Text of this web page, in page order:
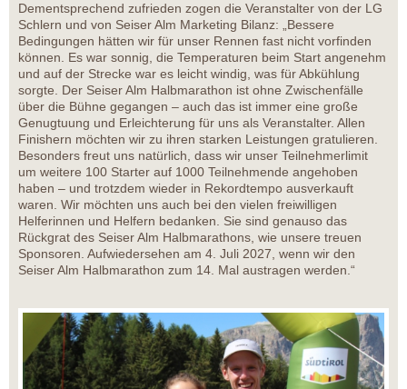
Dementsprechend zufrieden zogen die Veranstalter von der LG
Schlern und von Seiser Alm Marketing Bilanz: „Bessere
Bedingungen hätten wir für unser Rennen fast nicht vorfinden
können. Es war sonnig, die Temperaturen beim Start angenehm
und auf der Strecke war es leicht windig, was für Abkühlung
sorgte. Der Seiser Alm Halbmarathon ist ohne Zwischenfälle
über die Bühne gegangen – auch das ist immer eine große
Genugtuung und Erleichterung für uns als Veranstalter. Allen
Finishern möchten wir zu ihren starken Leistungen gratulieren.
Besonders freut uns natürlich, dass wir unser Teilnehmerlimit
um weitere 100 Starter auf 1000 Teilnehmende angehoben
haben – und trotzdem wieder in Rekordtempo ausverkauft
waren. Wir möchten uns auch bei den vielen freiwilligen
Helferinnen und Helfern bedanken. Sie sind genauso das
Rückgrat des Seiser Alm Halbmarathons, wie unsere treuen
Sponsoren. Aufwiedersehen am 4. Juli 2027, wenn wir den
Seiser Alm Halbmarathon zum 14. Mal austragen werden.“